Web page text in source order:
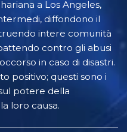
a Los Angeles,
diffondono il
intere comunità
contro gli abusi
in caso di disastri.
positivo; questi sono i
potere della
loro causa.